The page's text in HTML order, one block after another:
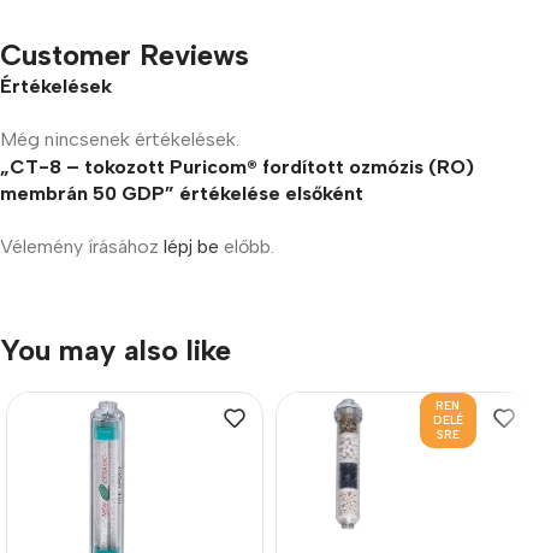
Customer Reviews
Értékelések
Még nincsenek értékelések.
„CT-8 – tokozott Puricom® fordított ozmózis (RO)
membrán 50 GDP” értékelése elsőként
Vélemény írásához lépj be előbb.
You may also like
REN
DELÉ
SRE